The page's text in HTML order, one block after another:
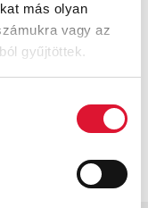
más olyan
vagy az
gyűjtöttek.